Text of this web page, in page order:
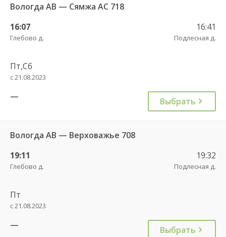
Вологда АВ — Сямжа АС 718
16:07
Глебово д.
16:41
Подлесная д.
Пт,Сб
с 21.08.2023
— Выбрать
Вологда АВ — Верховажье 708
19:11
Глебово д.
19:32
Подлесная д.
Пт
с 21.08.2023
— Выбрать